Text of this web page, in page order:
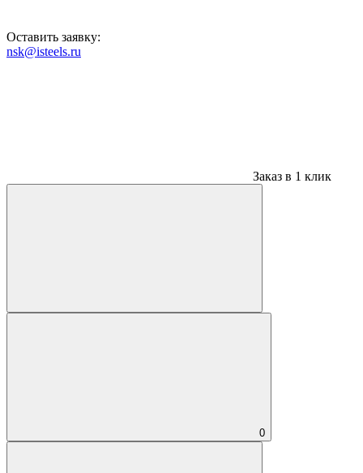
Оставить заявку:
nsk@isteels.ru
Заказ в 1 клик
0